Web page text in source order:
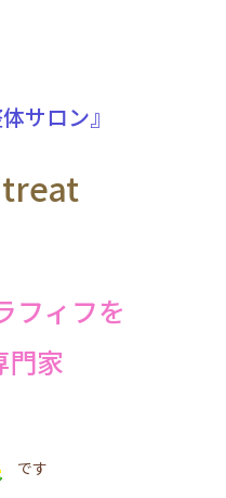
サロン』
フィフを
門家
です